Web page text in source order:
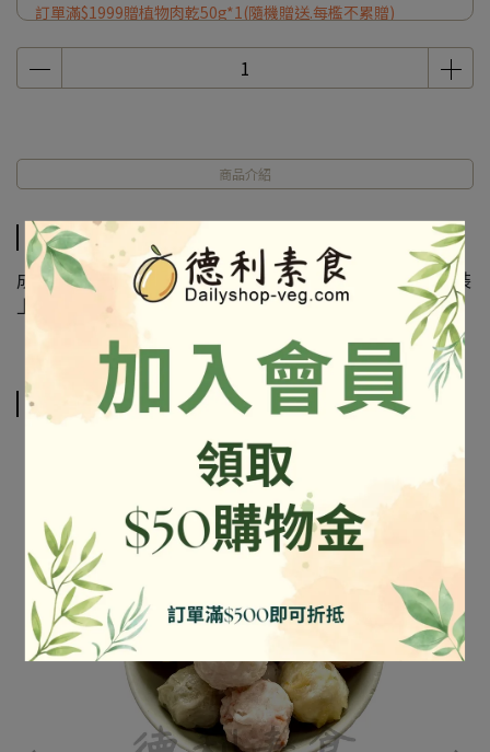
訂單滿$1999贈植物肉乾50g*1(隨機贈送.每檻不累贈)
商品介紹
商品介紹
成份及營養標示如圖所示，若與圖片有差異時，以實際包裝
相關商品